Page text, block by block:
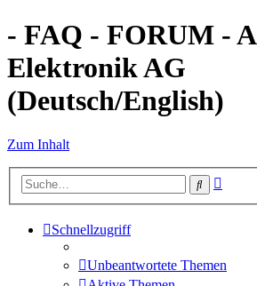
- FAQ - FORUM -
Elektronik AG
(Deutsch/English)
Zum Inhalt
Suche
Schnellzugriff
Unbeantwortete Themen